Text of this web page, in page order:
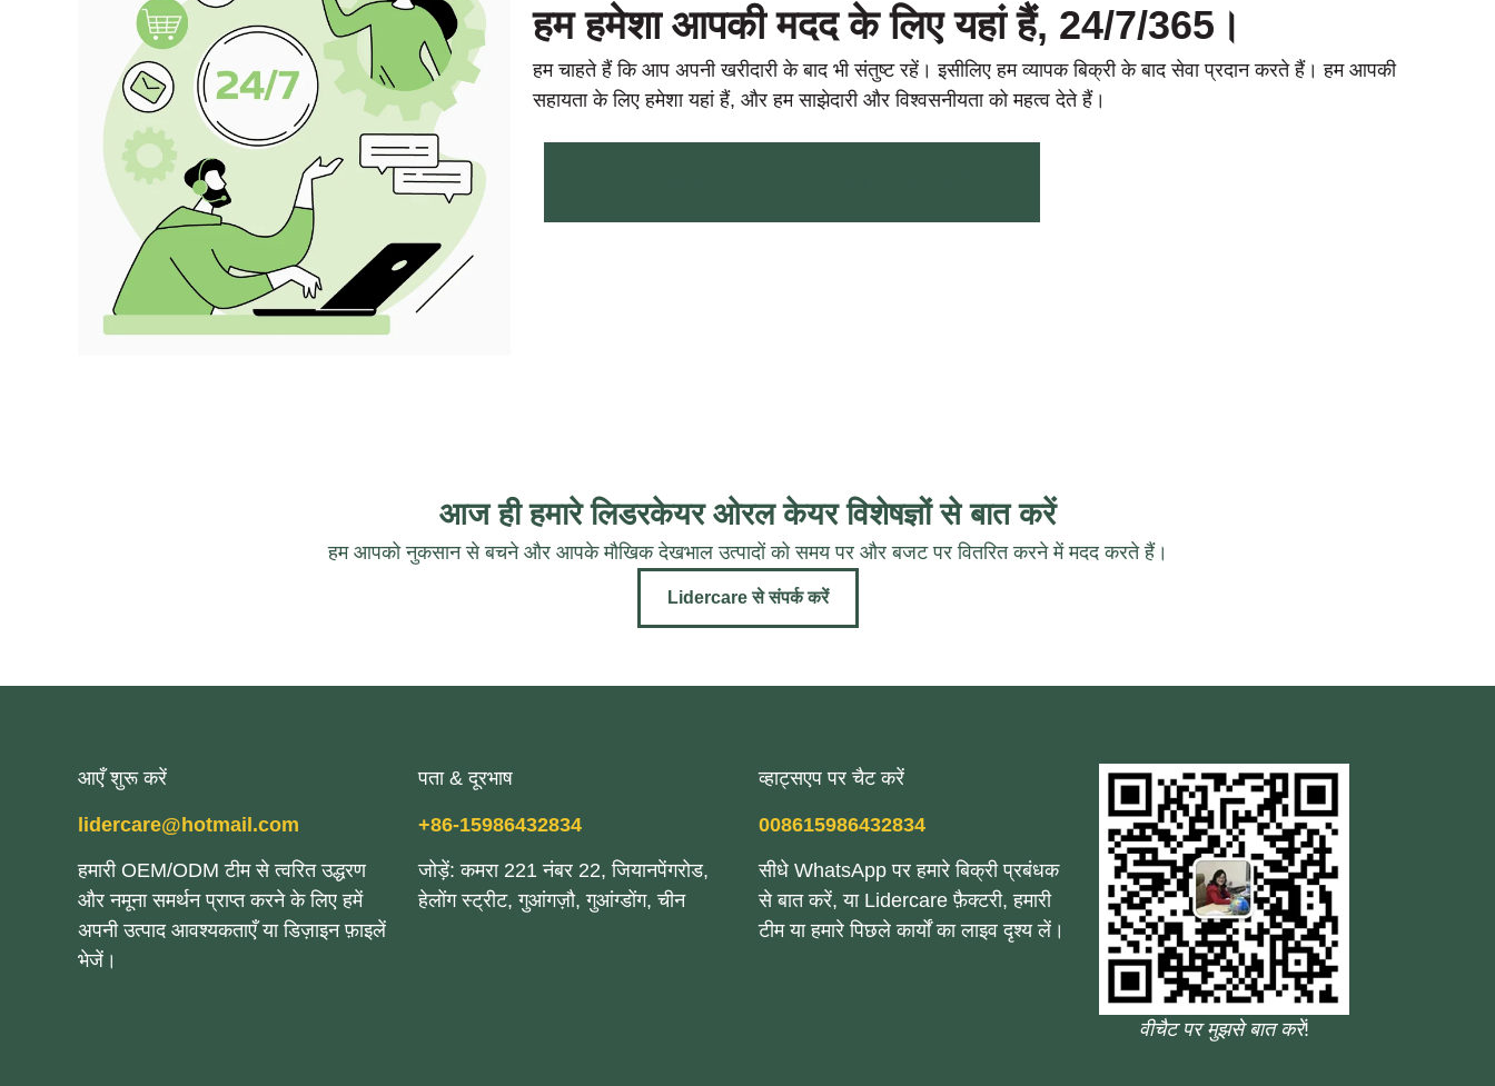
हम हमेशा आपकी मदद के लिए यहां हैं, 24/7/365।
हम चाहते हैं कि आप अपनी खरीदारी के बाद भी संतुष्ट रहें। इसीलिए हम व्यापक बिक्री के बाद सेवा प्रदान करते हैं। हम आपकी
सहायता के लिए हमेशा यहां हैं, और हम साझेदारी और विश्वसनीयता को महत्व देते हैं।
आज ही हमारे लिडरकेयर ओरल केयर विशेषज्ञों से बात करें
हम आपको नुकसान से बचने और आपके मौखिक देखभाल उत्पादों को समय पर और बजट पर वितरित करने में मदद करते हैं।
Lidercare से संपर्क करें
आएँ शुरू करें
lidercare@hotmail.com
हमारी OEM/ODM टीम से त्वरित उद्धरण
और नमूना समर्थन प्राप्त करने के लिए हमें
अपनी उत्पाद आवश्यकताएँ या डिज़ाइन फ़ाइलें
भेजें।
पता & दूरभाष
+86-15986432834
जोड़ें: कमरा 221 नंबर 22, जियानपेंगरोड,
हेलोंग स्ट्रीट, गुआंगज़ौ, गुआंग्डोंग, चीन
व्हाट्सएप पर चैट करें
008615986432834
सीधे WhatsApp पर हमारे बिक्री प्रबंधक
से बात करें, या Lidercare फ़ैक्टरी, हमारी
टीम या हमारे पिछले कार्यों का लाइव दृश्य लें।
वीचैट पर मुझसे बात करें!